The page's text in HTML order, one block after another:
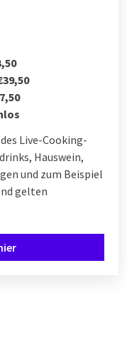
Live-Cooking-
Hauswein,
und zum Beispiel
gelten